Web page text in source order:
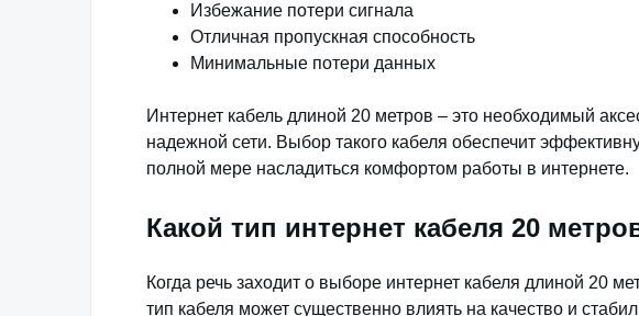
Избежание потери сигнала
Отличная пропускная способность
Минимальные потери данных
Интернет кабель длиной 20 метров – это необходимый
надежной сети. Выбор такого кабеля обеспечит
полной мере насладиться комфортом работы в интернете.
Какой тип интернет кабеля 20
Когда речь заходит о выборе интернет кабеля длиной 20
тип кабеля может существенно влиять на качество и